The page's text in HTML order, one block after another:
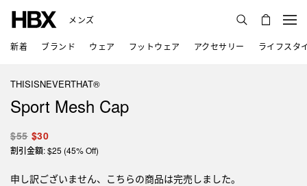
メンズ
新着 ブランド ウェア フットウェア アクセサリー ライフスタ
THISISNEVERTHAT®
Sport Mesh Cap
$55 $30
割引金額: $25 (45% Off)
申し訳ございません、こちらの商品は完売しました。